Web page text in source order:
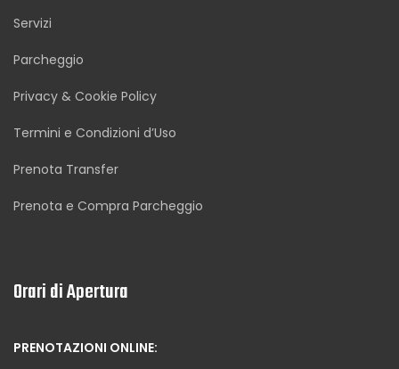
Servizi
Parcheggio
Privacy & Cookie Policy
Termini e Condizioni d’Uso
Prenota Transfer
Prenota e Compra Parcheggio
Orari di Apertura
PRENOTAZIONI ONLINE: